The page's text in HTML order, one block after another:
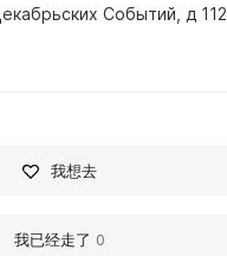
Событий, д 112
我想去
我已经走了 0